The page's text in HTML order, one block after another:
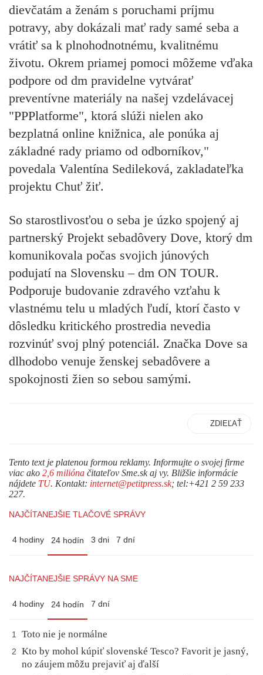
dievčatám a ženám s poruchami príjmu
potravy, aby dokázali mať rady samé seba a
vrátiť sa k plnohodnotnému, kvalitnému
životu. Okrem priamej pomoci môžeme vďaka
podpore od dm pravidelne vytvárať
preventívne materiály na našej vzdelávacej
"PPPlatforme", ktorá slúži nielen ako
bezplatná online knižnica, ale ponúka aj
základné rady priamo od odborníkov,"
povedala Valentína Sedileková, zakladateľka
projektu Chuť žiť.
So starostlivosťou o seba je úzko spojený aj
partnerský Projekt sebadôvery Dove, ktorý dm
komunikovala počas svojich júnových
podujatí na Slovensku – dm ON TOUR.
Podporuje budovanie zdravého vzťahu k
vlastnému telu u mladých ľudí, ktorí často v
dôsledku kritického prostredia nevedia
rozvinúť svoj plný potenciál. Značka Dove sa
dlhodobo venuje ženskej sebadôvere a
spokojnosti žien so sebou samými.
ZDIEĽAŤ
Tento text je platenou formou reklamy. Informujte o svojej firme
viac ako 2,6 milióna čitateľov Sme.sk aj vy. Bližšie informácie
nájdete TU. Kontakt: internet@petitpress.sk; tel:+421 2 59 233
227.
NAJČÍTANEJŠIE TLAČOVÉ SPRÁVY
4 hodiny 24 hodín 3 dni 7 dní
NAJČÍTANEJŠIE SPRÁVY NA SME
4 hodiny 24 hodín 7 dní
1 Toto nie je normálne
2
Kto by mohol kúpiť slovenské Tesco? Favorit je jasný,
no záujem môžu prejaviť aj ďalší